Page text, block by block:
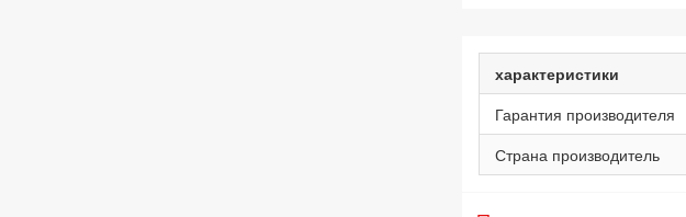
характеристики
Гарантия производителя
Страна производитель